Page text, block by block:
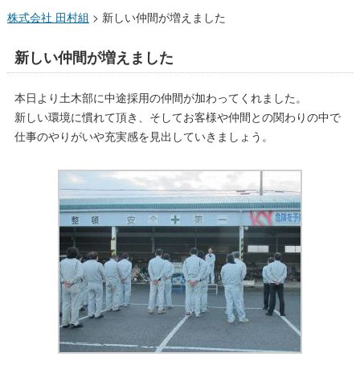
株式会社 田村組 > 新しい仲間が増えました
新しい仲間が増えました
本日より土木部に中途採用の仲間が加わってくれました。
新しい環境に慣れて頂き、そしてお客様や仲間との関わりの中で
仕事のやりがいや充実感を見出していきましょう。